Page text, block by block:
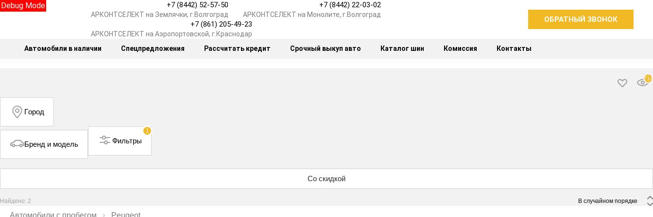
Debug Mode +7 (8442) 52-57-50
АРКОНТСЕЛЕКТ на Землячки, г.Волгоград
+7 (8442) 22-03-02
АРКОНТСЕЛЕКТ на Монолите, г.Волгоград
+7 (861) 205-49-23
АРКОНТСЕЛЕКТ на Аэропортовской, г.Краснодар
ОБРАТНЫЙ ЗВОНОК
Автомобили в наличии Спецпредложения Рассчитать кредит Срочный выкуп авто Каталог шин Комиссия Контакты
214
Город
Бренд и модель
1
Фильтры
Со скидкой
Найдено: 2
Автомобили с пробегом Peugeot